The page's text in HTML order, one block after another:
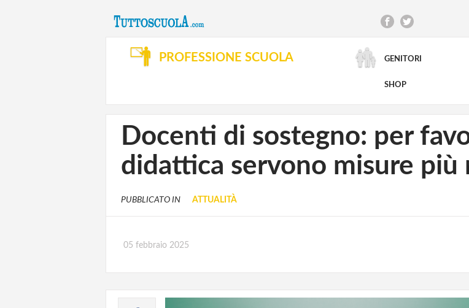
PROFESSIONE SCUOLA GENITORI
SHOP
RICERCA AVANZATA
Docenti di sostegno: per
didattica servono misure più
PUBBLICATO IN ATTUALITÀ
05 febbraio 2025